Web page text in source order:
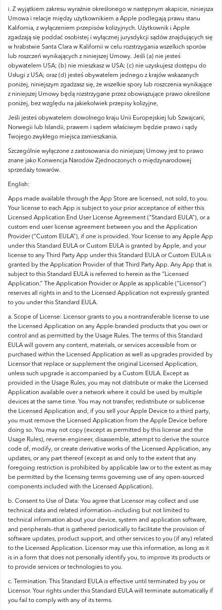
i. Z wyjątkiem zakresu wyraźnie określonego w następnym akapicie, niniejsza
Umowa i relacje między użytkownikiem a Apple podlegają prawu stanu
Kalifornia, z wyłączeniem przepisów kolizyjnych. Użytkownik i Apple
zgadzają się poddać osobistej i wyłącznej jurysdykcji sądów znajdujących się
w hrabstwie Santa Clara w Kalifornii w celu rozstrzygania wszelkich sporów
lub roszczeń wynikających z niniejszej Umowy. Jeśli (a) nie jesteś
obywatelem USA; (b) nie mieszkasz w USA; (c) nie uzyskujesz dostępu do
Usługi z USA; oraz (d) jesteś obywatelem jednego z krajów wskazanych
poniżej, niniejszym zgadzasz się, że wszelkie spory lub roszczenia wynikające
z niniejszej Umowy będą rozstrzygane przez obowiązujące prawo określone
poniżej, bez względu na jakiekolwiek przepisy kolizyjne,
Jeśli jesteś obywatelem dowolnego kraju Unii Europejskiej lub Szwajcarii,
Norwegii lub Islandii, prawem i sądem właściwym będzie prawo i sądy
Twojego zwykłego miejsca zamieszkania.
Szczególnie wyłączone z zastosowania do niniejszej Umowy jest to prawo
znane jako Konwencja Narodów Zjednoczonych o międzynarodowej
sprzedaży towarów.
English:
Apps made available through the App Store are licensed, not sold, to you.
Your license to each App is subject to your prior acceptance of either this
Licensed Application End User License Agreement (“Standard EULA”), or a
custom end user license agreement between you and the Application
Provider (“Custom EULA”), if one is provided. Your license to any Apple App
under this Standard EULA or Custom EULA is granted by Apple, and your
license to any Third Party App under this Standard EULA or Custom EULA is
granted by the Application Provider of that Third Party App. Any App that is
subject to this Standard EULA is referred to herein as the “Licensed
Application.” The Application Provider or Apple as applicable (“Licensor”)
reserves all rights in and to the Licensed Application not expressly granted
to you under this Standard EULA.
a. Scope of License: Licensor grants to you a nontransferable license to use
the Licensed Application on any Apple-branded products that you own or
control and as permitted by the Usage Rules. The terms of this Standard
EULA will govern any content, materials, or services accessible from or
purchased within the Licensed Application as well as upgrades provided by
Licensor that replace or supplement the original Licensed Application,
unless such upgrade is accompanied by a Custom EULA. Except as
provided in the Usage Rules, you may not distribute or make the Licensed
Application available over a network where it could be used by multiple
devices at the same time. You may not transfer, redistribute or sublicense
the Licensed Application and, if you sell your Apple Device to a third party,
you must remove the Licensed Application from the Apple Device before
doing so. You may not copy (except as permitted by this license and the
Usage Rules), reverse-engineer, disassemble, attempt to derive the source
code of, modify, or create derivative works of the Licensed Application, any
updates, or any part thereof (except as and only to the extent that any
foregoing restriction is prohibited by applicable law or to the extent as may
be permitted by the licensing terms governing use of any open-sourced
components included with the Licensed Application).
b. Consent to Use of Data: You agree that Licensor may collect and use
technical data and related information—including but not limited to
technical information about your device, system and application software,
and peripherals—that is gathered periodically to facilitate the provision of
software updates, product support, and other services to you (if any) related
to the Licensed Application. Licensor may use this information, as long as it
is in a form that does not personally identify you, to improve its products or
to provide services or technologies to you.
c. Termination. This Standard EULA is effective until terminated by you or
Licensor. Your rights under this Standard EULA will terminate automatically if
you fail to comply with any of its terms.